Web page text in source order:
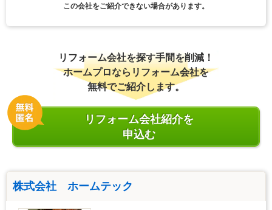
この会社をご紹介できない場合があります。
リフォーム会社を探す手間を削減！
ホームプロならリフォーム会社を
無料でご紹介します。
リフォーム会社紹介を
申込む
株式会社 ホームテック